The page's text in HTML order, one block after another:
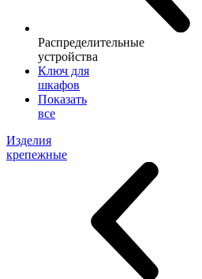
Распределительные
устройства
Ключ для
шкафов
Показать
все
Изделия
крепежные